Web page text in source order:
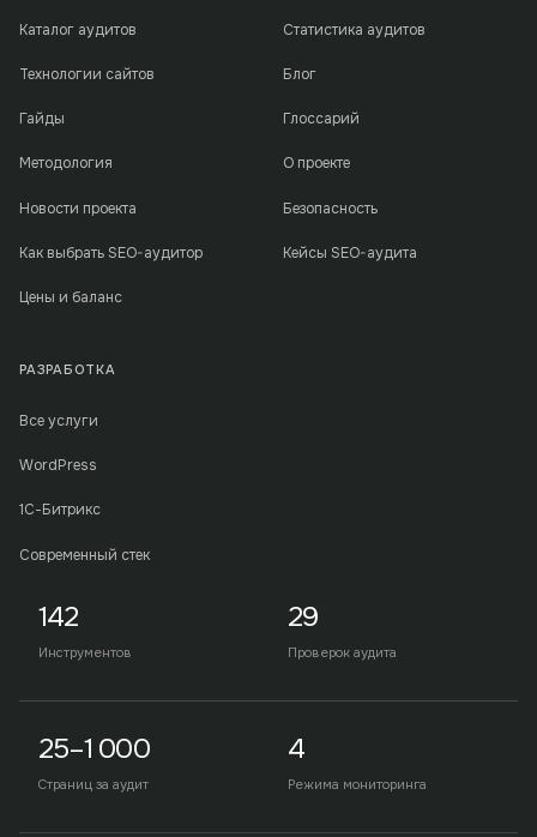
Каталог аудитов Статистика аудитов
Технологии сайтов Блог
Гайды Глоссарий
Методология О проекте
Новости проекта Безопасность
Как выбрать SEO-аудитор Кейсы SEO-аудита
Цены и баланс
РАЗРАБОТКА
Все услуги
WordPress
1С-Битрикс
Современный стек
142
Инструментов
29
Проверок аудита
25–1 000
Страниц за аудит
4
Режима мониторинга